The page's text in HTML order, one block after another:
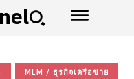
MLM / ธุรกิจเครือข่าย